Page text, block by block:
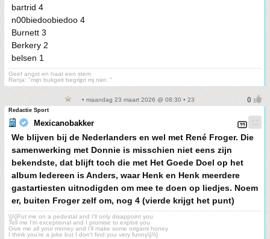
bartrid 4
n00biedoobiedoo 4
Burnett 3
Berkery 2
belsen 1
Geef angst en haat een stem
Ranja: "mijn bukgeit begrijpt mj niet. "
• maandag 23 maart 2026 @ 08:30 • 23
Redactie Sport
Mexicanobakker
We blijven bij de Nederlanders en wel met René Froger. Die
samenwerking met Donnie is misschien niet eens zijn
bekendste, dat blijft toch die met Het Goede Doel op het
album Iedereen is Anders, waar Henk en Henk meerdere
gastartiesten uitnodigden om mee te doen op liedjes. Noem
er, buiten Froger zelf om, nog 4 (vierde krijgt het punt)
\[i\]Put me on a pedestal and I'll only disappoint you
Tell me I'm exceptional and I promise to exploit you
Give me all your money and I'll make some origami honey
I think you're a joke but I don't find you very funny\[/i\]